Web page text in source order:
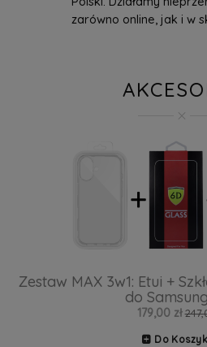
zarówno online, jak i w
Zestaw MAX 3w1: Etui +
do
179,00 zł
Do